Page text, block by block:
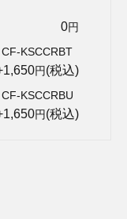
0円
KSCCRBT
円(税込)
KSCCRBU
円(税込)